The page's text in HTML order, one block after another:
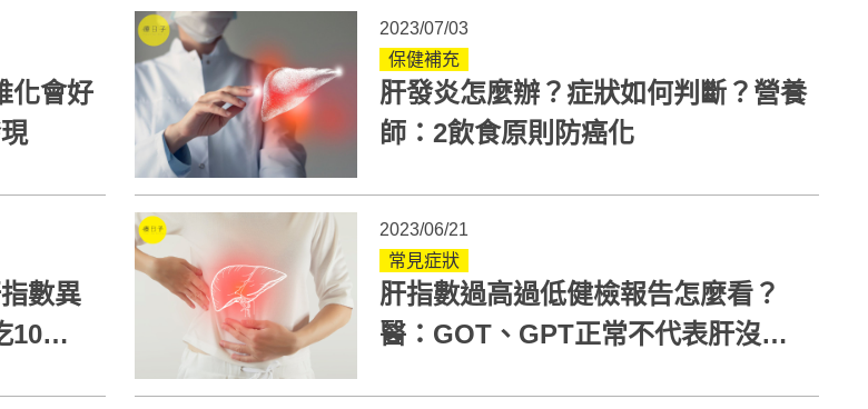
化會好
2023/07/03
保健補充
肝發炎怎麼辦？症狀如何判斷？營養
師：2飲食原則防癌化
數異
10種
2023/06/21
常見症狀
肝指數過高過低健檢報告怎麼看？
醫：GOT、GPT正常不代表肝沒問